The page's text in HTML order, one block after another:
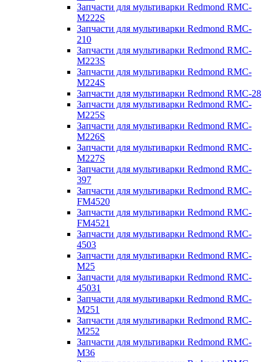
Запчасти для мультиварки Redmond RMC-
M222S
Запчасти для мультиварки Redmond RMC-
210
Запчасти для мультиварки Redmond RMC-
M223S
Запчасти для мультиварки Redmond RMC-
M224S
Запчасти для мультиварки Redmond RMC-28
Запчасти для мультиварки Redmond RMC-
M225S
Запчасти для мультиварки Redmond RMC-
M226S
Запчасти для мультиварки Redmond RMC-
M227S
Запчасти для мультиварки Redmond RMC-
397
Запчасти для мультиварки Redmond RMC-
FM4520
Запчасти для мультиварки Redmond RMC-
FM4521
Запчасти для мультиварки Redmond RMC-
4503
Запчасти для мультиварки Redmond RMC-
M25
Запчасти для мультиварки Redmond RMC-
45031
Запчасти для мультиварки Redmond RMC-
M251
Запчасти для мультиварки Redmond RMC-
M252
Запчасти для мультиварки Redmond RMC-
M36